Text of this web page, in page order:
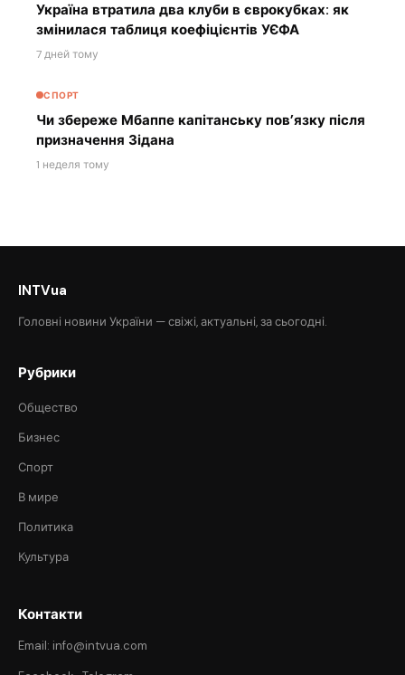
Україна втратила два клуби в єврокубках: як
змінилася таблиця коефіцієнтів УЄФА
7 дней тому
СПОРТ
Чи збереже Мбаппе капітанську пов’язку після
призначення Зідана
1 неделя тому
INTVua
Головні новини України — свіжі, актуальні, за сьогодні.
Рубрики
Общество
Бизнес
Спорт
В мире
Политика
Культура
Контакти
Email: info@intvua.com